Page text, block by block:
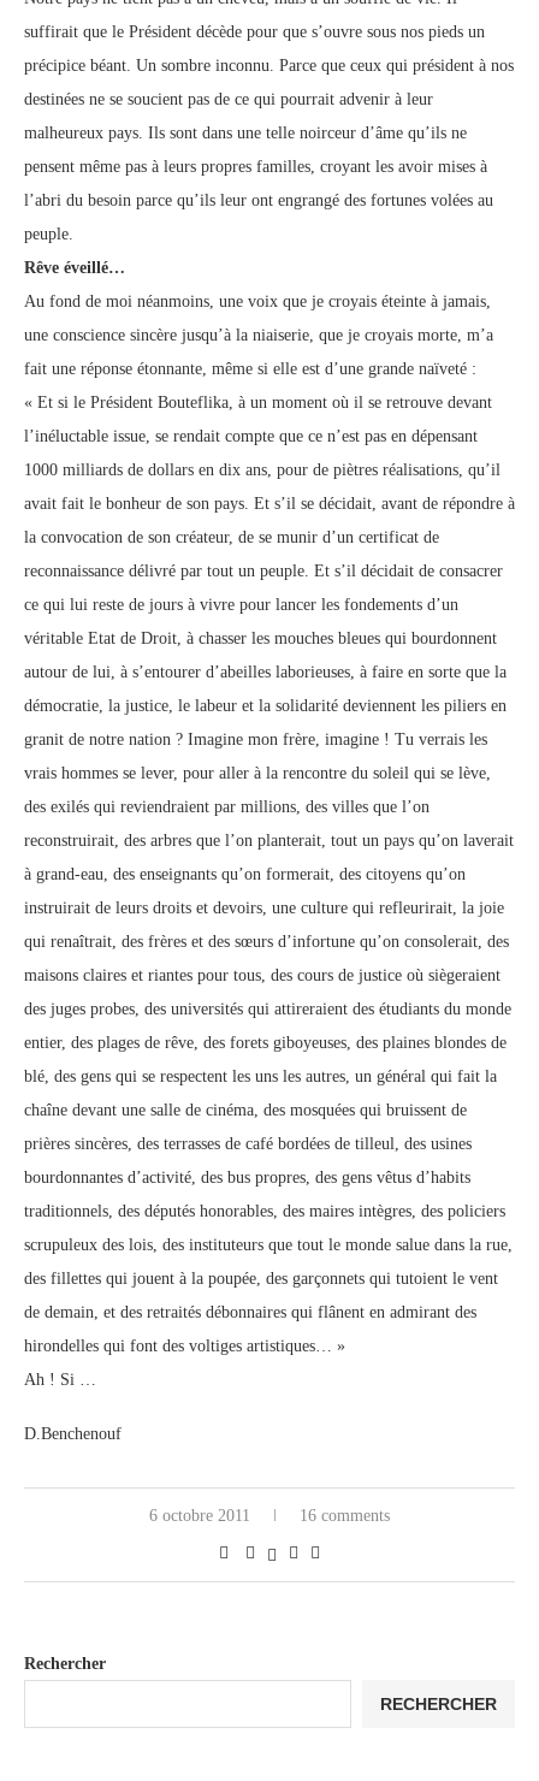
suffirait que le Président décède pour que s’ouvre sous nos pieds un
précipice béant. Un sombre inconnu. Parce que ceux qui président à nos
destinées ne se soucient pas de ce qui pourrait advenir à leur
malheureux pays. Ils sont dans une telle noirceur d’âme qu’ils ne
pensent même pas à leurs propres familles, croyant les avoir mises à
l’abri du besoin parce qu’ils leur ont engrangé des fortunes volées au
peuple.
Rêve éveillé…
Au fond de moi néanmoins, une voix que je croyais éteinte à jamais,
une conscience sincère jusqu’à la niaiserie, que je croyais morte, m’a
fait une réponse étonnante, même si elle est d’une grande naïveté :
« Et si le Président Bouteflika, à un moment où il se retrouve devant
l’inéluctable issue, se rendait compte que ce n’est pas en dépensant
1000 milliards de dollars en dix ans, pour de piètres réalisations, qu’il
avait fait le bonheur de son pays. Et s’il se décidait, avant de répondre à
la convocation de son créateur, de se munir d’un certificat de
reconnaissance délivré par tout un peuple. Et s’il décidait de consacrer
ce qui lui reste de jours à vivre pour lancer les fondements d’un
véritable Etat de Droit, à chasser les mouches bleues qui bourdonnent
autour de lui, à s’entourer d’abeilles laborieuses, à faire en sorte que la
démocratie, la justice, le labeur et la solidarité deviennent les piliers en
granit de notre nation ? Imagine mon frère, imagine ! Tu verrais les
vrais hommes se lever, pour aller à la rencontre du soleil qui se lève,
des exilés qui reviendraient par millions, des villes que l’on
reconstruirait, des arbres que l’on planterait, tout un pays qu’on laverait
à grand-eau, des enseignants qu’on formerait, des citoyens qu’on
instruirait de leurs droits et devoirs, une culture qui refleurirait, la joie
qui renaîtrait, des frères et des sœurs d’infortune qu’on consolerait, des
maisons claires et riantes pour tous, des cours de justice où siègeraient
des juges probes, des universités qui attireraient des étudiants du monde
entier, des plages de rêve, des forets giboyeuses, des plaines blondes de
blé, des gens qui se respectent les uns les autres, un général qui fait la
chaîne devant une salle de cinéma, des mosquées qui bruissent de
prières sincères, des terrasses de café bordées de tilleul, des usines
bourdonnantes d’activité, des bus propres, des gens vêtus d’habits
traditionnels, des députés honorables, des maires intègres, des policiers
scrupuleux des lois, des instituteurs que tout le monde salue dans la rue,
des fillettes qui jouent à la poupée, des garçonnets qui tutoient le vent
de demain, et des retraités débonnaires qui flânent en admirant des
hirondelles qui font des voltiges artistiques… »
Ah ! Si …
D.Benchenouf
6 octobre 2011 16 comments
Rechercher
RECHERCHER